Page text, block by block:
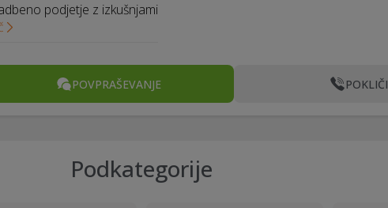
podjetje z izkušnjami
POVPRAŠEVANJE POKLIČI
Podkategorije